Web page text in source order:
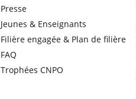
Presse
Jeunes & Enseignants
Filière engagée & Plan de filière
FAQ
Trophées CNPO